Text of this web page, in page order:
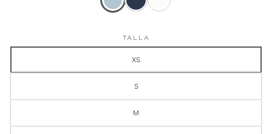
Color
Oxford
Mujer
Azul
Camisa
Azul
Oscura
Camisa
Blanca
TALLA
XS
S
M